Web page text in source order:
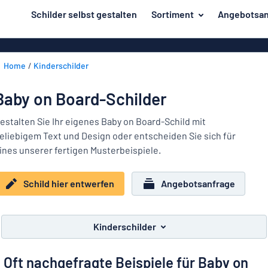
springen
Schilder selbst gestalten Sortiment
Herstellung
Haus und Heim
Kennzeichnung
Namensschilder
Verkehr und Fahrzeuge
Industrie und Fertigung
Büro & Arbeitsplatz
Alle Kategorien anzeigen
Aufkleber
Roll-Up
Plakate
Unsere
Bestseller
Material
Haus
Kennzeichnung
zum
entwerfen
Home Kinderschilder
on Board-Schilder
Sie Ihr eigenes Baby on Board-Schild mit
Text und Design oder entscheiden Sie sich für
unserer fertigen Musterbeispiele.
Schild hier entwerfen Angebotsanfrage
Kinderschilder
Oft nachgefragte Beispiele für Baby on